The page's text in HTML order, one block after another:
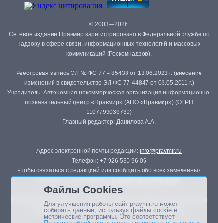
© 2003—2026.
Сетевое издание Правмир зарегистрировано в Федеральной службе по
надзору в сфере связи, информационных технологий и массовых
коммуникаций (Роскомнадзор).
Реестровая запись ЭЛ № ФС 77 – 85438 от 13.06.2023 г. (внесение
изменений в свидетельство ЭЛ ФС 77-44847 от 03.05.2011 г.)
Учредитель: Автономная некоммерческая организация информационно-
познавательный центр «Правмир» (АНО «Правмир») (ОГРН
1107799036730)
Главный редактор: Данилова А.А.
Адрес электронной почты редакции: info@pravmir.ru
Телефон: +7 926 530 96 05
Чтобы связаться с редакцией или сообщить обо всех замеченных
Републикация материалов сайта в печатных изданиях (книгах, прессе)
возможна только с письменного разрешения редакции.
Файлы Cookies
Для улучшения работы сайт pravmir.ru может
собирать данные, используя файлы cookie и
метрические программы. Это соответствует